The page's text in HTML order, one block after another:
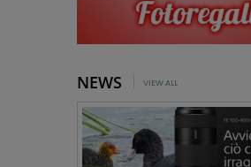
NEWS VIEW ALL